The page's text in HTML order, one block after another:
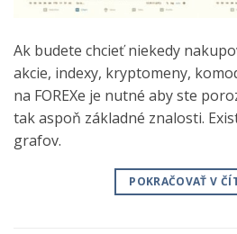
Ak budete chcieť niekedy
akcie, indexy, kryptomeny,
na FOREXe je nutné aby ste
tak aspoň základné znalosti.
grafov.
POKRAČOVAŤ V